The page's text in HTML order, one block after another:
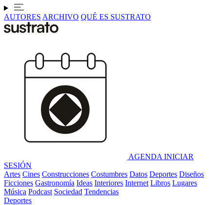
AUTORES ARCHIVO QUÉ ES SUSTRATO
AGENDA INICIAR
SESIÓN
Artes Cines Construcciones Costumbres Datos Deportes Diseños
Ficciones Gastronomía Ideas Interiores Internet Libros Lugares
Música Podcast Sociedad Tendencias
Deportes